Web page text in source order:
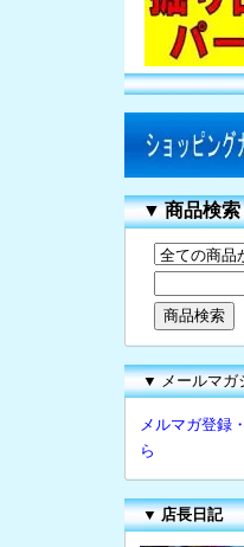
▼商品検索
▼ メールマガ
メルマガ登録
ら
▼ 店長日記